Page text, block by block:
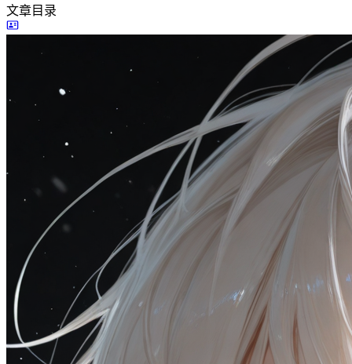
文章目录